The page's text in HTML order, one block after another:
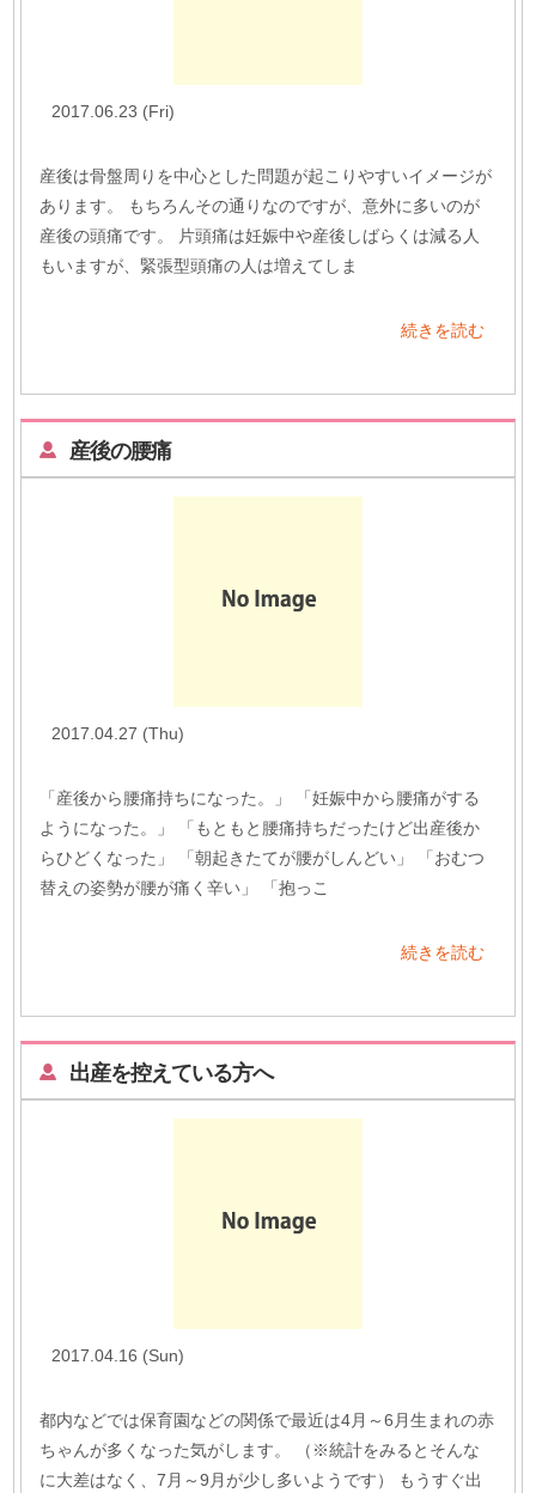
2017.06.23 (Fri)
産後は骨盤周りを中心とした問題が起こりやすいイメージが
あります。 もちろんその通りなのですが、意外に多いのが
産後の頭痛です。 片頭痛は妊娠中や産後しばらくは減る人
もいますが、緊張型頭痛の人は増えてしま
続きを読む
産後の腰痛
2017.04.27 (Thu)
「産後から腰痛持ちになった。」 「妊娠中から腰痛がする
ようになった。」 「もともと腰痛持ちだったけど出産後か
らひどくなった」 「朝起きたてが腰がしんどい」 「おむつ
替えの姿勢が腰が痛く辛い」 「抱っこ
続きを読む
出産を控えている方へ
2017.04.16 (Sun)
都内などでは保育園などの関係で最近は4月～6月生まれの赤
ちゃんが多くなった気がします。 （※統計をみるとそんな
に大差はなく、7月～9月が少し多いようです） もうすぐ出